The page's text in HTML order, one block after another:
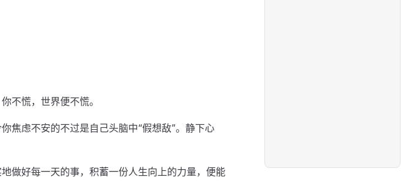
不慌，世界便不慌。
焦虑不安的不过是自己头脑中“假想敌”。静下心
做好每一天的事，积蓄一份人生向上的力量，便能